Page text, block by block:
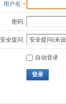
用户名
密码:
安全提问:
自动登录
登录